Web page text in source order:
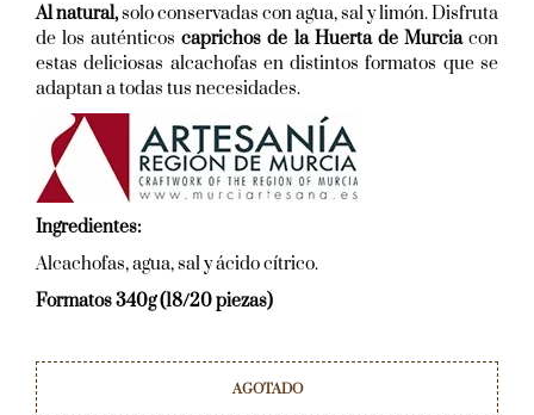
Al natural,solo conservadas con agua, sal y limón. Disfruta
de los auténticoscaprichos de la Huerta de Murciacon
estas deliciosas alcachofas en distintos formatos que se
adaptan a todas tus necesidades.
Ingredientes:
Alcachofas, agua, sal y ácido cítrico.
Formatos 340g (18/20 piezas)
AGOTADO